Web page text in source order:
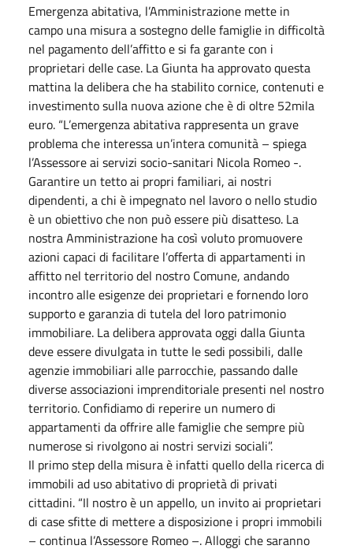
Emergenza abitativa, l’Amministrazione mette in
campo una misura a sostegno delle famiglie in difficoltà
nel pagamento dell’affitto e si fa garante con i
proprietari delle case. La Giunta ha approvato questa
mattina la delibera che ha stabilito cornice, contenuti e
investimento sulla nuova azione che è di oltre 52mila
euro. “L’emergenza abitativa rappresenta un grave
problema che interessa un’intera comunità – spiega
l’Assessore ai servizi socio-sanitari Nicola Romeo -.
Garantire un tetto ai propri familiari, ai nostri
dipendenti, a chi è impegnato nel lavoro o nello studio
è un obiettivo che non può essere più disatteso. La
nostra Amministrazione ha così voluto promuovere
azioni capaci di facilitare l’offerta di appartamenti in
affitto nel territorio del nostro Comune, andando
incontro alle esigenze dei proprietari e fornendo loro
supporto e garanzia di tutela del loro patrimonio
immobiliare. La delibera approvata oggi dalla Giunta
deve essere divulgata in tutte le sedi possibili, dalle
agenzie immobiliari alle parrocchie, passando dalle
diverse associazioni imprenditoriale presenti nel nostro
territorio. Confidiamo di reperire un numero di
appartamenti da offrire alle famiglie che sempre più
numerose si rivolgono ai nostri servizi sociali”.
Il primo step della misura è infatti quello della ricerca di
immobili ad uso abitativo di proprietà di privati
cittadini. “Il nostro è un appello, un invito ai proprietari
di case sfitte di mettere a disposizione i propri immobili
– continua l’Assessore Romeo –. Alloggi che saranno